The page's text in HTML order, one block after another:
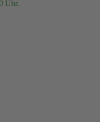
Uhr.